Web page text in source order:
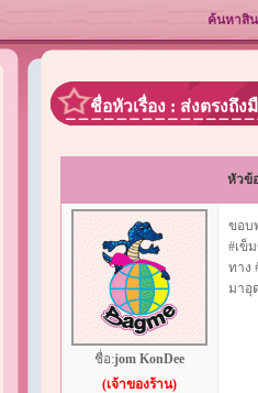
ค้นหาสิ
ชื่อหัวเรื่อง : ส่งตรงถึ
หัวข้
ชื่อ:jom KonDee
(เจ้าของร้าน)
ขอบ
#เข็
ทาง
มาอุ